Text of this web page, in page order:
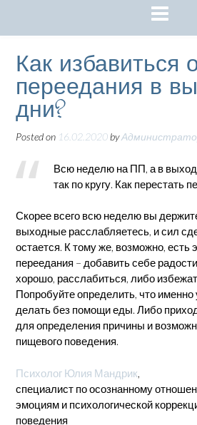
Как избавиться
переедания в
дни?
Posted on 16.02.2020by
Всю неделю на ПП, а в
так по кругу. Как перестать
Скорее всего всю неделю вы
выходные расслабляетесь, и сил
остается. К тому же, возможно,
переедания – добавить себе
хорошо, расслабиться, либо
Попробуйте определить, что именно
делать без помощи еды. Либо
для определения причины и
пищевого поведения.
Психолог Юлия Мандрик,
специалист по осознанному
эмоциям и психологической
поведения